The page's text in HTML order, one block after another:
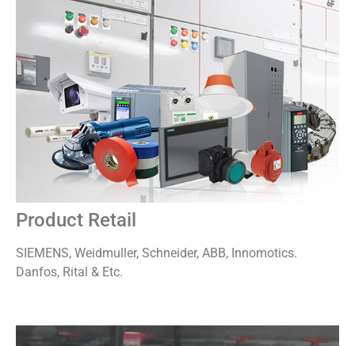
Product Retail
SIEMENS, Weidmuller, Schneider, ABB, Innomotics.
Danfos, Rital & Etc.